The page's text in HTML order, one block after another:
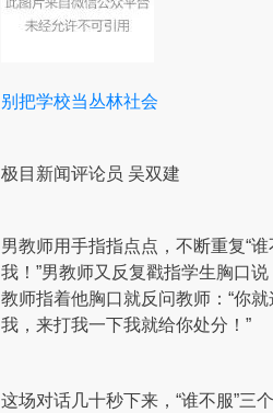
别把学校当丛林社会
极目新闻评论员 吴双建
男教师用手指指点点，不断重复“
我！”男教师又反复戳指学生胸口
教师指着他胸口就反问教师：“你
我，来打我一下我就给你处分！”
这场对话几十秒下来，“谁不服”三